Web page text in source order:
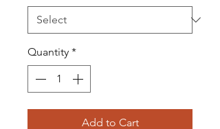
Quantity *
Add to Cart